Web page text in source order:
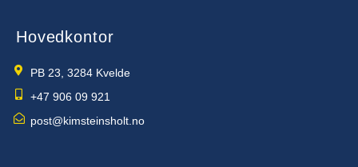
Hovedkontor
PB 23, 3284 Kvelde
+47 906 09 921
post@kimsteinsholt.no